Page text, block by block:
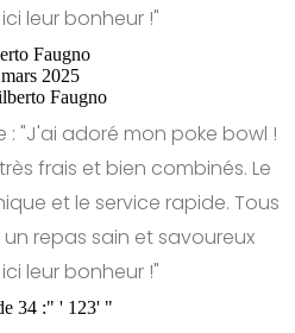
leur bonheur !"
Faugno
2025
Faugno
: "J'ai adoré mon poke bowl !
frais et bien combinés. Le
et le service rapide. Tous
repas sain et savoureux
leur bonheur !"
34 :" ' 1 23' "